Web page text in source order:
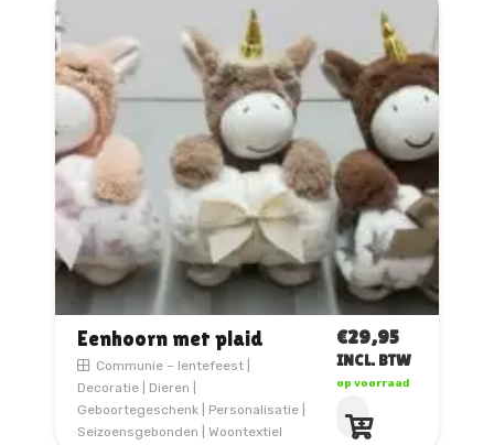
Eenhoorn met plaid
Communie – lentefeest|
Decoratie
Dieren
Geboortegeschenk
Personalisatie
Seizoensgebonden
Woontextiel
€29,95
INCL. BTW
op voorraad
product